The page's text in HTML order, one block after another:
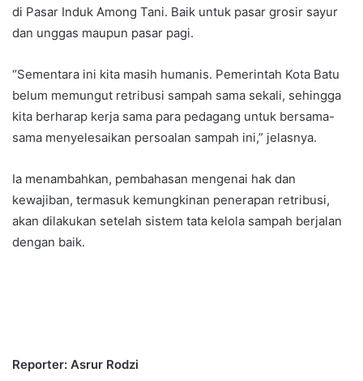
di Pasar Induk Among Tani. Baik untuk pasar grosir sayur
dan unggas maupun pasar pagi.
“Sementara ini kita masih humanis. Pemerintah Kota Batu
belum memungut retribusi sampah sama sekali, sehingga
kita berharap kerja sama para pedagang untuk bersama-
sama menyelesaikan persoalan sampah ini,” jelasnya.
Ia menambahkan, pembahasan mengenai hak dan
kewajiban, termasuk kemungkinan penerapan retribusi,
akan dilakukan setelah sistem tata kelola sampah berjalan
dengan baik.
Reporter: Asrur Rodzi